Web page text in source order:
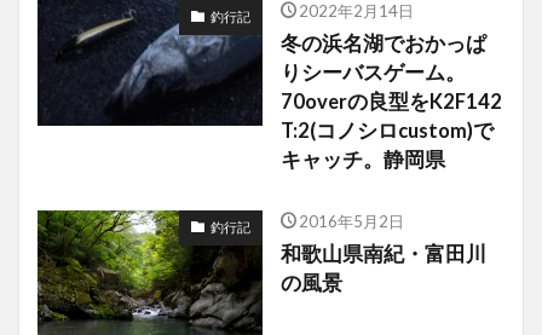
釣行記 2022年2月14日
冬の浜名湖でおかっぱ
りシーバスゲーム。
70overの良型をK2F142
T:2(コノシロcustom)で
キャッチ。静岡県
釣行記 2016年5月2日
和歌山県南紀・富田川
の風景